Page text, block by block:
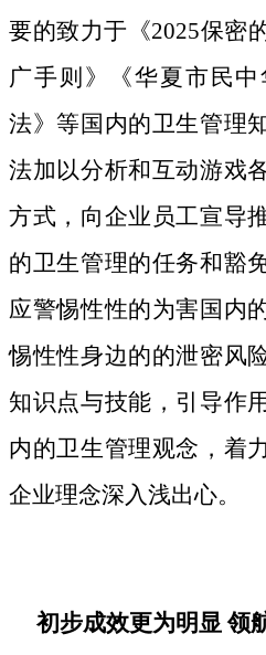
要的致力于《2025保密
广手则》《华夏市民
法》等国内的卫生管理
法加以分析和互动游戏
方式，向企业员工宣导
的卫生管理的任务和豁
应警惕性性的为害国内
惕性性身边的的泄密风
知识点与技能，引导作
内的卫生管理观念，着
企业理念深入浅出心。
初步成效更为明显 领